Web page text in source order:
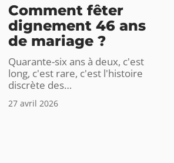
Comment fêter
dignement 46 ans
de mariage ?
Quarante-six ans à deux, c'est
long, c'est rare, c'est l'histoire
discrète des…
27 avril 2026